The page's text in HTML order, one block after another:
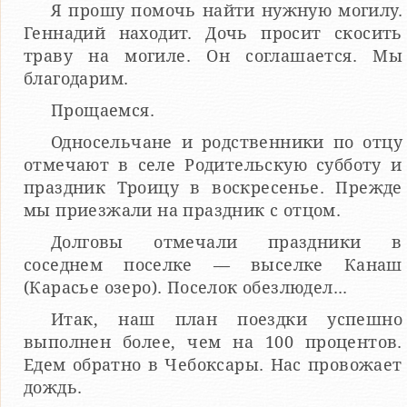
Я прошу помочь найти нужную могилу.
Геннадий находит. Дочь просит скосить
траву на могиле. Он соглашается. Мы
благодарим.
Прощаемся.
Односельчане и родственники по отцу
отмечают в селе Родительскую субботу и
праздник Троицу в воскресенье. Прежде
мы приезжали на праздник с отцом.
Долговы отмечали праздники в
соседнем поселке — выселке Канаш
(Карасье озеро). Поселок обезлюдел...
Итак, наш план поездки успешно
выполнен более, чем на 100 процентов.
Едем обратно в Чебоксары. Нас провожает
дождь.